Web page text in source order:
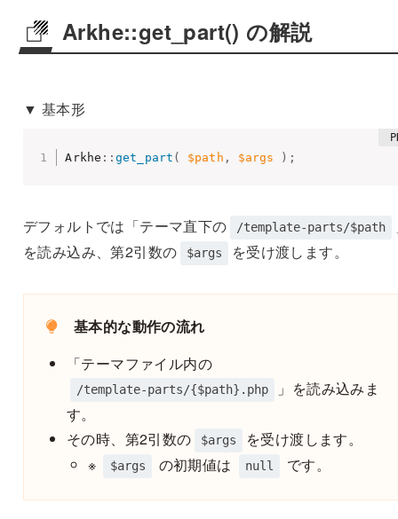
Arkhe::get_part() の解説
▼ 基本形
Arkhe : :get_part ( $path , $args ) ;
デフォルトでは「テーマ直下の /template-parts/$path
を読み込み、第2引数の
$args を受け渡します。
基本的な動作の流れ
「テーマファイル内の
/template-parts/{$path}.php
」を読み込みま
す。
その時、第2引数の
$args
を受け渡します。
※
$args の初期値は null です。